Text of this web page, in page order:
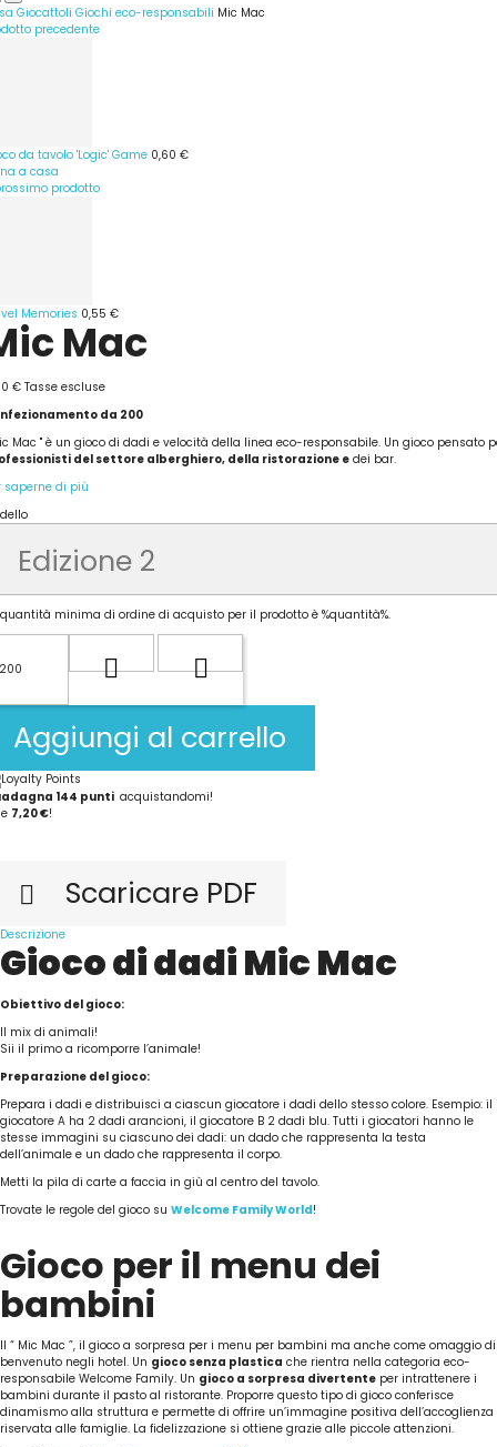
Giocattoli Giochi eco-responsabili Mic Mac
precedente
da tavolo 'Logic' Game 0,60 €
a casa
prodotto
Memories 0,55 €
Mac
€ Tasse escluse
da 200
Mac " è un gioco di dadi e velocità della linea eco-responsabile. Un gioco pensato
del settore alberghiero, della ristorazione e dei bar.
saperne di più
minima di ordine di acquisto per il prodotto è %quantità%.
Aggiungi al carrello
144 punti acquistandomi!
7,20 €!
 Scaricare PDF
Descrizione
Gioco di dadi Mic Mac
Obiettivo del gioco:
Il mix di animali!
Sii il primo a ricomporre l’animale!
Preparazione del gioco:
Prepara i dadi e distribuisci a ciascun giocatore i dadi dello stesso colore. Esempio: il
giocatore A ha 2 dadi arancioni, il giocatore B 2 dadi blu. Tutti i giocatori hanno le
stesse immagini su ciascuno dei dadi: un dado che rappresenta la testa
dell’animale e un dado che rappresenta il corpo.
Metti la pila di carte a faccia in giù al centro del tavolo.
Trovate le regole del gioco su Welcome Family World!
Gioco per il menu dei
bambini
Il “ Mic Mac ”, il gioco a sorpresa per i menu per bambini ma anche come omaggio di
benvenuto negli hotel. Un gioco senza plastica che rientra nella categoria eco-
responsabile Welcome Family. Un gioco a sorpresa divertente per intrattenere i
bambini durante il pasto al ristorante. Proporre questo tipo di gioco conferisce
dinamismo alla struttura e permette di offrire un’immagine positiva dell’accoglienza
riservata alle famiglie. La fidelizzazione si ottiene grazie alle piccole attenzioni.